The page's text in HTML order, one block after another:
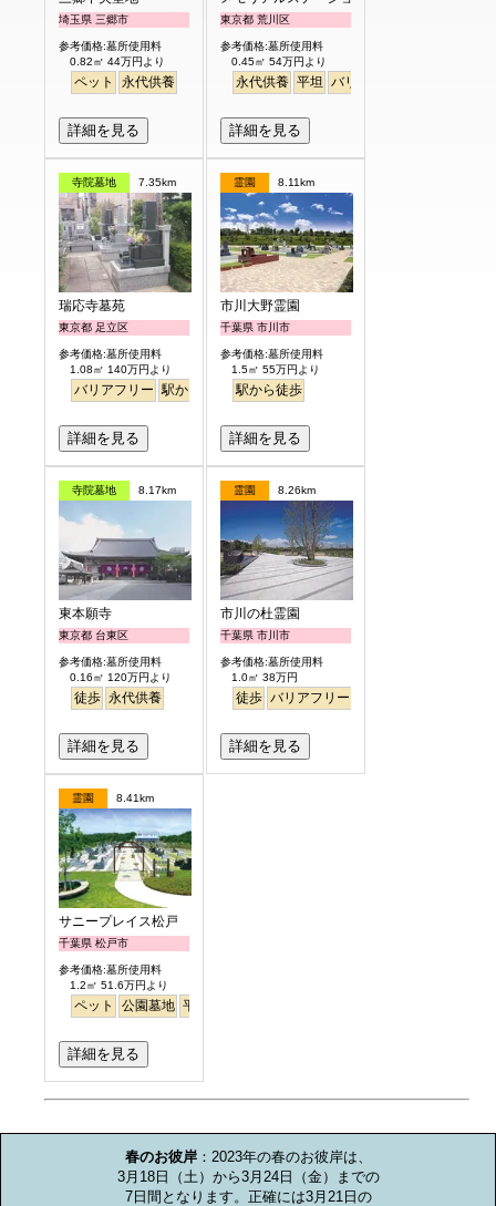
埼玉県 三郷市
参考価格:墓所使用料
0.82㎡ 44万円より
ペット 永代供養
詳細を見る
東京都 荒川区
参考価格:墓所使用料
0.45㎡ 54万円より
永代供養 平坦 バリアフリー
詳細を見る
寺院墓地 7.35km
瑞応寺墓苑
東京都 足立区
参考価格:墓所使用料
1.08㎡ 140万円より
バリアフリー 駅から徒歩
詳細を見る
霊園 8.11km
市川大野霊園
千葉県 市川市
参考価格:墓所使用料
1.5㎡ 55万円より
駅から徒歩
詳細を見る
寺院墓地 8.17km
東本願寺
東京都 台東区
参考価格:墓所使用料
0.16㎡ 120万円より
徒歩 永代供養
詳細を見る
霊園 8.26km
市川の杜霊園
千葉県 市川市
参考価格:墓所使用料
1.0㎡ 38万円
徒歩 バリアフリー
詳細を見る
霊園 8.41km
サニープレイス松戸
千葉県 松戸市
参考価格:墓所使用料
1.2㎡ 51.6万円より
ペット 公園墓地 平坦
詳細を見る
春のお彼岸：2023年の春のお彼岸は、
3月18日（土）から3月24日（金）までの
7日間となります。正確には3月21日の